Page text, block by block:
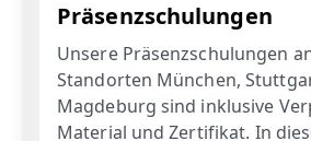
Präsenzschulungen
Unsere Präsenzschulungen
Standorten München,
Magdeburg sind inklusive
Material und Zertifikat. In